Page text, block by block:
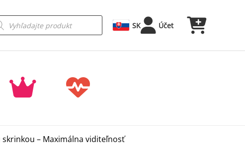
SK Účet
skrinkou – Maximálna viditeľnosť